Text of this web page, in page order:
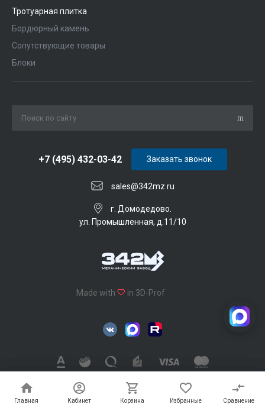
Главная Кабинет Корзина Избранные Сравнение
Главная Кабинет Корзина Избранные Сравнение
Тротуарная плитка
Бордюрный камень
Сопутствующие товары
Блоки
sales@342mz.ru
+7 (495) 432-03-42
г. Домодедово.
ул. Промышленная, д.11/10
Заказать звонок
Made with in 3D-Prof
342 Механический завод © 2026, Все права защищены